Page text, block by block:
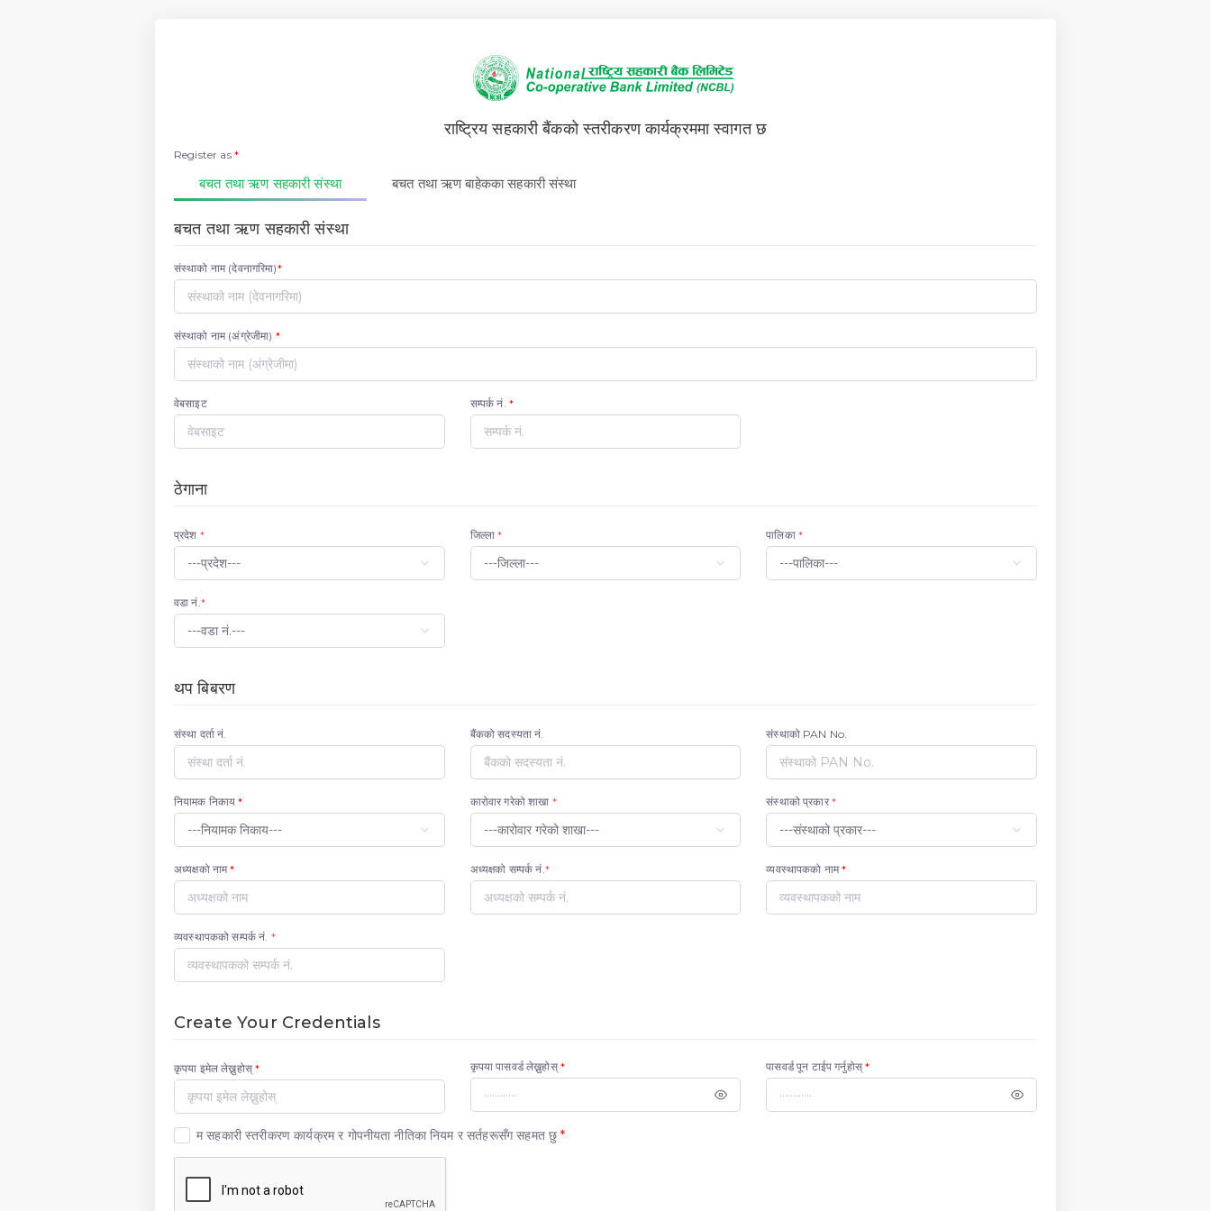
राष्ट्रिय सहकारी बैंकको स्तरीकरण कार्यक्रममा स्वागत छ
Register as *
बचत तथा ऋण सहकारी संस्था बचत तथा ऋण बाहेकका सहकारी संस्था
बचत तथा ऋण सहकारी संस्था
संस्थाको नाम (देवनागरिमा)*
संस्थाको नाम (अंग्रेजीमा) *
वेबसाइट सम्पर्क नं. *
ठेगाना
प्रदेश * जिल्ला* पालिका *
वडा नं. *
थप बिबरण
संस्था दर्ता नं. बैंकको सदस्यता नं. संस्थाको PAN No.
नियामक निकाय* कारोवार गरेको शाखा * संस्थाको प्रकार*
अध्यक्षको नाम* अध्यक्षको सम्पर्क नं. * व्यवस्थापकको नाम*
व्यवस्थापकको सम्पर्क नं. *
Create Your Credentials
कृपया इमेल लेख्नुहोस्* कृपया पासवर्ड लेख्नुहोस् * पासवर्ड पून टाईप गर्नुहोस्*
म सहकारी स्तरीकरण कार्यक्रम र गोपनीयता नीतिका नियम र सर्तहरूसँग सहमत छु*